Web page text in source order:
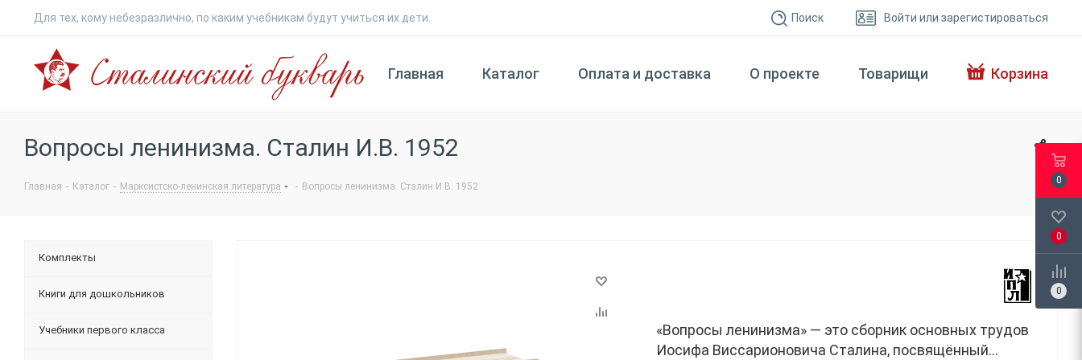
Для тех, кому небезразлично, по каким учебникам будут учиться их дети. Поиск Войти или зарегистироваться
Главная Каталог Оплата и доставка О проекте Товарищи Корзина
Вопросы ленинизма. Сталин И.В. 1952
Главная - Каталог - Марксистско-ленинская литература - Вопросы ленинизма. Сталин И.В. 1952
«Вопросы ленинизма» — это сборник основных трудов
Иосифа Виссарионовича Сталина, посвящённый
Комплекты
Книги для дошкольников
Учебники первого класса
0
0
0